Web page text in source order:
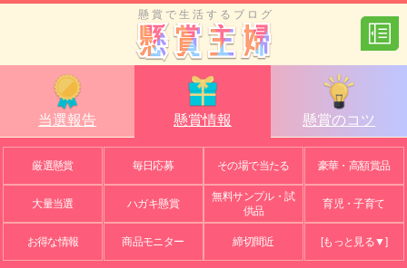
懸賞で生活するブログ
当選報告 懸賞情報 懸賞のコツ
厳選懸賞 毎日応募 その場で当たる 豪華・高額賞品
大量当選 ハガキ懸賞
無料サンプル・試
供品
育児・子育て
お得な情報 商品モニター 締切間近 [もっと見る▼]